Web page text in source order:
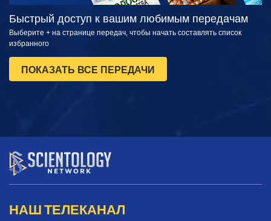
Быстрый доступ к вашим любимым передачам
Выберите + на странице передач, чтобы начать составлять список
избранного
ПОКАЗАТЬ ВСЕ ПЕРЕДАЧИ
НАШ ТЕЛЕКАНАЛ